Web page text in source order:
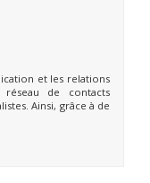
et les relations
de contacts
Ainsi, grâce à de